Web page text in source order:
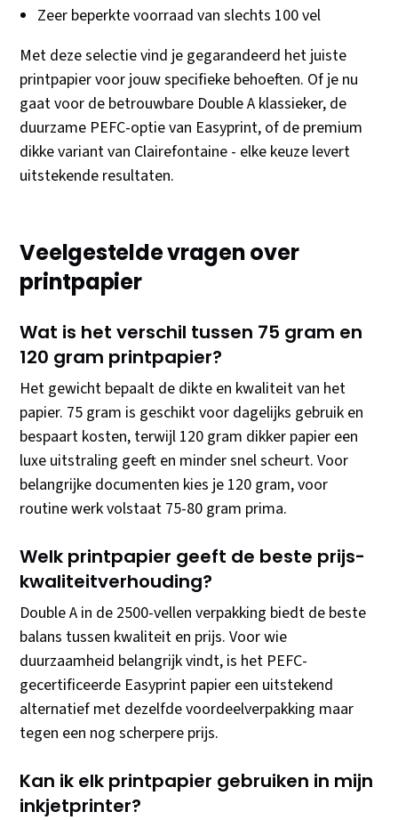
Zeer beperkte voorraad van slechts 100 vel
Met deze selectie vind je gegarandeerd het juiste
printpapier voor jouw specifieke behoeften. Of je nu
gaat voor de betrouwbare Double A klassieker, de
duurzame PEFC-optie van Easyprint, of de premium
dikke variant van Clairefontaine - elke keuze levert
uitstekende resultaten.
Veelgestelde vragen over
printpapier
Wat is het verschil tussen 75 gram en
120 gram printpapier?
Het gewicht bepaalt de dikte en kwaliteit van het
papier. 75 gram is geschikt voor dagelijks gebruik en
bespaart kosten, terwijl 120 gram dikker papier een
luxe uitstraling geeft en minder snel scheurt. Voor
belangrijke documenten kies je 120 gram, voor
routine werk volstaat 75-80 gram prima.
Welk printpapier geeft de beste prijs-
kwaliteitverhouding?
Double A in de 2500-vellen verpakking biedt de beste
balans tussen kwaliteit en prijs. Voor wie
duurzaamheid belangrijk vindt, is het PEFC-
gecertificeerde Easyprint papier een uitstekend
alternatief met dezelfde voordeelverpakking maar
tegen een nog scherpere prijs.
Kan ik elk printpapier gebruiken in mijn
inkjetprinter?